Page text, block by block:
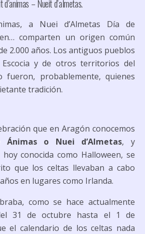
– Nueit d’almetas.
a Nuei d’Almetas Día de
comparten un origen común
2.000 años. Los antiguos pueblos
y de otros territorios del
fueron, probablemente, quienes
tradición.
que en Aragón conocemos
Ánimaso Nuei d’Almetas, y
conocida como Halloween, se
que los celtas llevaban a cabo
en lugares como Irlanda.
como se hace actualmente
31 de octubre hasta el 1 de
el calendario de los celtas nada